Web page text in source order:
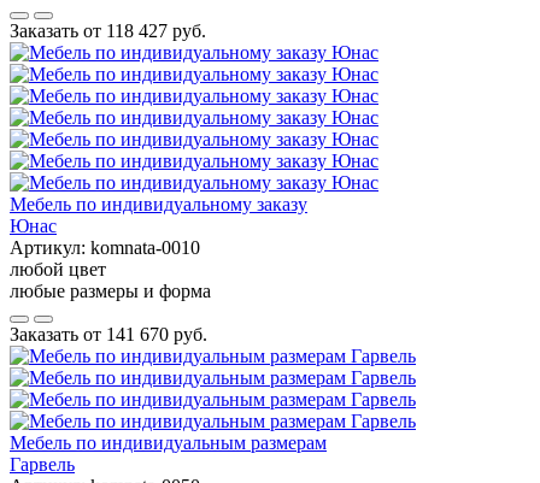
Заказать от 118 427 руб.
Мебель по индивидуальному заказу
Юнас
Артикул: komnata-0010
любой цвет
любые размеры и форма
Заказать от 141 670 руб.
Мебель по индивидуальным размерам
Гарвель